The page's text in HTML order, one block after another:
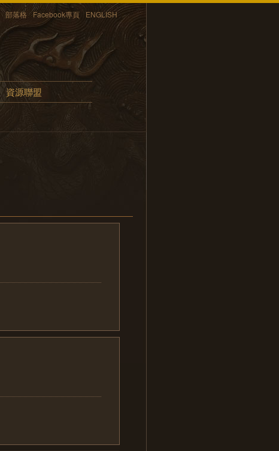
部落格 Facebook專頁 ENGLISH
資源聯盟